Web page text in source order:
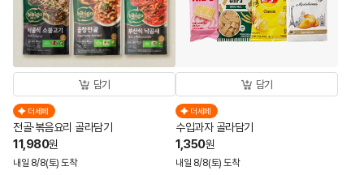
담기
더세페
전골·볶음요리 골라담기
11,980원
내일 8/8(토) 도착
담기
더세페
수입과자 골라담기
1,350원
내일 8/8(토) 도착